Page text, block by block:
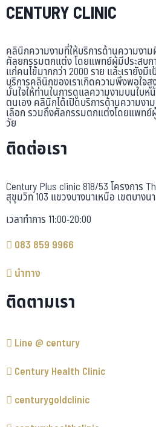
CENTURY CLINIC
คลินิกความงามที่ให้บริการด้านความงา
ศัลยกรรมตกแต่ง โดยแพทย์ผู้มีประสบ
แก่คนไข้มากกว่า 2000 ราย และเรายังมี
บริการคลินิกของเราเกิดความพึงพอใจ
มั่นใจให้ท่านในการดูแลความงามบนใบ
ตนเอง คลินิกได้เปิดบริการด้านความง
เลือก รวมถึงศัลกรรมตกแต่งโดยแพทย์
วัย
ติดต่อเรา
Century Plus clinic 818/53 โครงการ
สุขุมวิท 103 แขวงบางนาเหนือ เขตบาง
เวลาทำการ 11:00-20:00
083 859 9966
นำทาง
ติดตามเรา
Line @ century
Century Health Clinic
centurygoldclinic